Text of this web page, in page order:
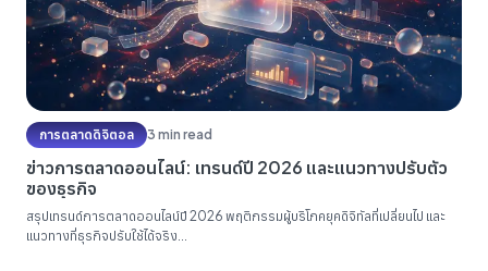
การตลาดดิจิตอล 3 min read
ข่าวการตลาดออนไลน์: เทรนด์ปี 2026 และแนวทางปรับตัว
ของธุรกิจ
สรุปเทรนด์การตลาดออนไลน์ปี 2026 พฤติกรรมผู้บริโภคยุคดิจิทัลที่เปลี่ยนไป และ
แนวทางที่ธุรกิจปรับใช้ได้จริง...